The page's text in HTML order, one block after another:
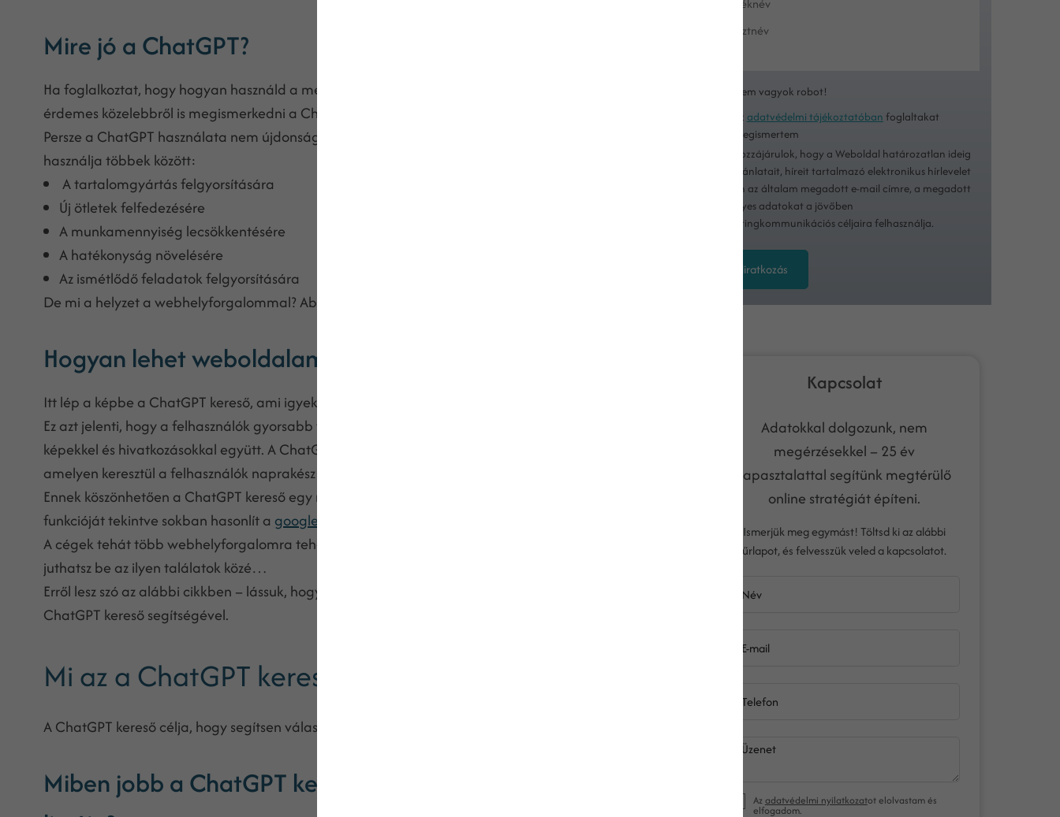
Mire jó a ChatGPT?
Ha foglalkoztat, hogy hogyan használd a mesterséges intelligenciát az üzleti növekedéshez, akkor
érdemes közelebbről is megismerkedni a ChatGPT keresővel.
Persze a ChatGPT használata nem újdonság a cégek köreiben, hiszen számos vállalat és szervezet
használja többek között:
A tartalomgyártás felgyorsítására
Új ötletek felfedezésére
A munkamennyiség lecsökkentésére
A hatékonyság növelésére
Az ismétlődő feladatok felgyorsítására
De mi a helyzet a webhelyforgalommal? Abban hogyan segíthet a mesterséges intelligencia?
Hogyan lehet weboldalamnak forgalma a ChatGPT-ből?
Itt lép a képbe a ChatGPT kereső, ami igyekszik hatékonyabbá tenni ezt a feladatot, mint valaha.
Ez azt jelenti, hogy a felhasználók gyorsabb válaszokat kaphatnak a lekérdezéseikre, kapcsolódó
képekkel és hivatkozásokkal együtt. A ChatGPT kereső tehát egy természetes nyelvi felületet kínál,
amelyen keresztül a felhasználók naprakész hírekről értesülhetnek.
Ennek köszönhetően a ChatGPT kereső egy nagyszerű forgalomforrássá válik a cégek számára, hiszen
funkcióját tekintve sokban hasonlít a google
A cégek tehát több webhelyforgalomra tehetnek szert az AI jóvoltából. A kérdés csak az, hogy hogyan
juthatsz be az ilyen találatok közé…
Erről lesz szó az alábbi cikkben – lássuk, hogy hogyan szerezhetsz több forgalmat webhelyedre a
ChatGPT kereső segítségével.
Mi az a ChatGPT kereső?
A ChatGPT kereső célja, hogy segítsen válaszokat találni a felhasználók kérdéseire az interneten.
Miben jobb a ChatGPT keresője, mint a Google találati
Nem vagyok robot!
Az adatvédelmi tájékoztatóban foglaltakat
megismertem
Hozzájárulok, hogy a Weboldal határozatlan ideig
ajánlatait, híreit tartalmazó elektronikus hírlevelet
küldjön az általam megadott e-mail címre, a megadott
személyes adatokat a jövőben
marketingkommunikációs céljaira felhasználja.
Feliratkozás
Kapcsolat
Adatokkal dolgozunk, nem
megérzésekkel – 25 év
tapasztalattal segítünk megtérülő
online stratégiát építeni.
Ismerjük meg egymást! Töltsd ki az alábbi
űrlapot, és felvesszük veled a kapcsolatot.
Név
E-mail
Telefon
Üzenet
Azadatvédelmi nyilatkozatot elolvastam és
elfogadom.